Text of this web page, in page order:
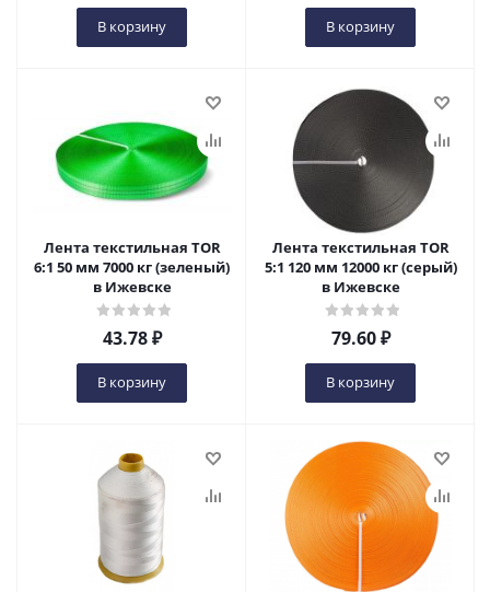
В корзину В корзину
Лента текстильная TOR
6:1 50 мм 7000 кг (зеленый)
в Ижевске
43.78₽
В корзину
Лента текстильная TOR
5:1 120 мм 12000 кг (серый)
в Ижевске
79.60₽
В корзину